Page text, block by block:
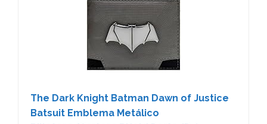
The Dark Knight Batman Dawn of Justice
Batsuit Emblema Metálico